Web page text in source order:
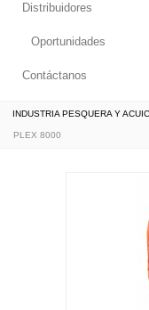
Distribuidores
Oportunidades
Contáctanos
INDUSTRIA PESQUERA Y
PLEX 8000